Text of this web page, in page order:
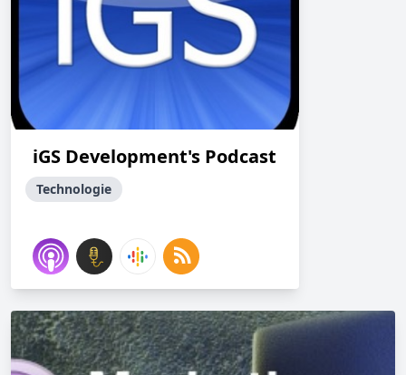
iGS Development's Podcast
Technologie